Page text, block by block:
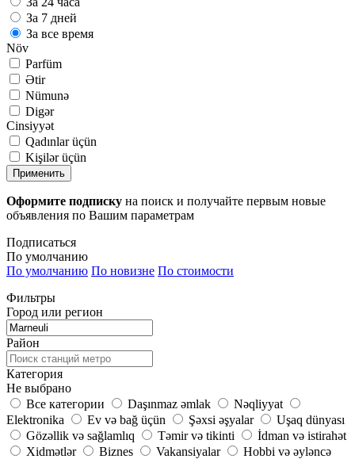
За 7 дней
За все время
Növ
Parfüm
Ətir
Nümunə
Digər
Cinsiyyət
Qadınlar üçün
Kişilər üçün
Применить
Оформите подписку на поиск и получайте первым новые
объявления по Вашим параметрам
Подписаться
По умолчанию
По умолчанию По новизне По стоимости
Фильтры
Город или регион
Район
Категория
Не выбрано
Все категории
Daşınmaz əmlak
Nəqliyyat
Elektronika
Ev və bağ üçün Şəxsi əşyalar
Uşaq dünyası
Gözəllik və sağlamlıq
Təmir və tikinti
İdman və istirahət
Xidmətlər
Biznes Vakansiyalar
Hobbi və əyləncə